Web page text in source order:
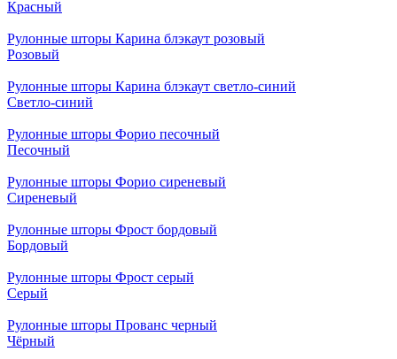
Красный
Рулонные шторы Карина блэкаут розовый
Розовый
Рулонные шторы Карина блэкаут светло-синий
Светло-синий
Рулонные шторы Форио песочный
Песочный
Рулонные шторы Форио сиреневый
Сиреневый
Рулонные шторы Фрост бордовый
Бордовый
Рулонные шторы Фрост серый
Серый
Рулонные шторы Прованс черный
Чёрный